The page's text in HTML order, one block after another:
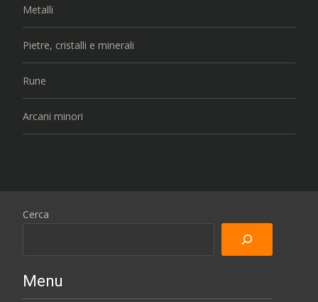
Metalli
Pietre, cristalli e minerali
Rune
Arcani minori
Cerca
Menu